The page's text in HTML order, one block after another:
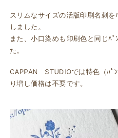
スリムなサイズの活版印刷名刺を
しました。
また、小口染めも印刷色と同じﾊ
た。
CAPPAN STUDIOでは特色（ﾊﾟ
り増し価格は不要です。